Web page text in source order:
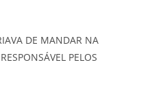
DE MANDAR NA
PELOS